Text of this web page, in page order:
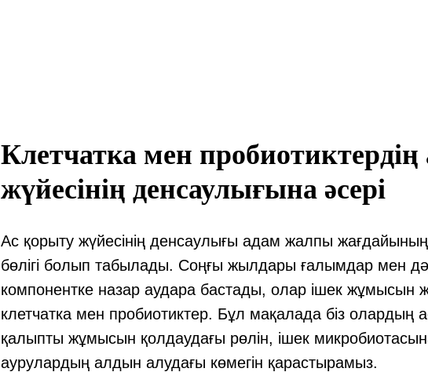
Клетчатка мен
жүйесінің денсаулығына әсері
Ас қорыту жүйесінің денсаулығы адам жалпы
бөлігі болып табылады. Соңғы жылдары ғалымдар мен
компонентке назар аудара бастады, олар ішек жұмысын
клетчатка мен пробиотиктер. Бұл мақалада біз олардың
қалыпты жұмысын қолдаудағы рөлін, ішек
аурулардың алдын алудағы көмегін қарастырамыз.